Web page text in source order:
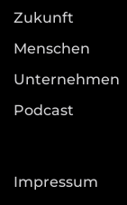
Zukunft
Menschen
Unternehmen
Podcast
Impressum